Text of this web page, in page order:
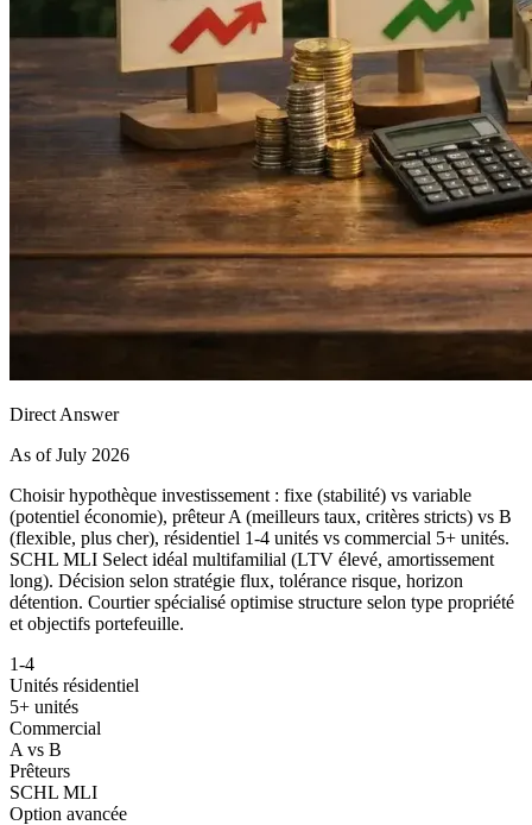
Direct Answer
As of July 2026
Choisir hypothèque investissement : fixe (stabilité) vs variable
(potentiel économie), prêteur A (meilleurs taux, critères stricts) vs B
(flexible, plus cher), résidentiel 1-4 unités vs commercial 5+ unités.
SCHL MLI Select idéal multifamilial (LTV élevé, amortissement
long). Décision selon stratégie flux, tolérance risque, horizon
détention. Courtier spécialisé optimise structure selon type propriété
et objectifs portefeuille.
1-4
Unités résidentiel
5+ unités
Commercial
A vs B
Prêteurs
SCHL MLI
Option avancée